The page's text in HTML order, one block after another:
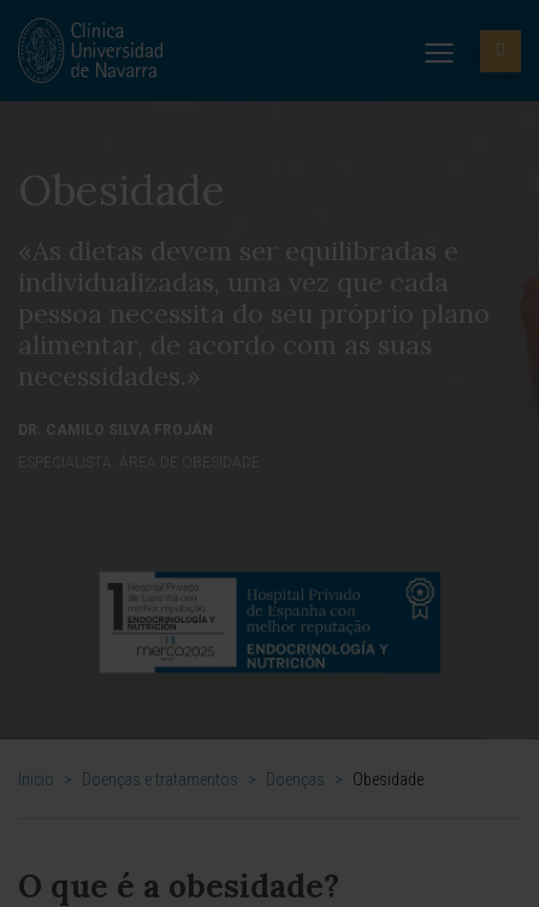
Obesidade
«As dietas devem ser equilibradas e
individualizadas, uma vez que cada
pessoa necessita do seu próprio plano
alimentar, de acordo com as suas
necessidades.»
DR. CAMILO SILVA FROJÁN
ESPECIALISTA. ÁREA DE OBESIDADE
Inicio > Doenças e tratamentos > Doenças > Obesidade
O que é a obesidade?